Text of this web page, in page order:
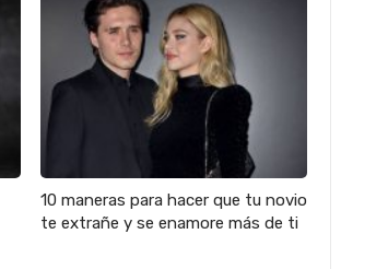
10 maneras para hacer que tu novio
te extrañe y se enamore más de ti